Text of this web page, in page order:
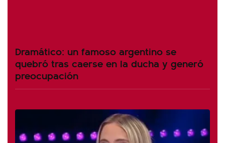
Dramático: un famoso argentino se
quebró tras caerse en la ducha y generó
preocupación